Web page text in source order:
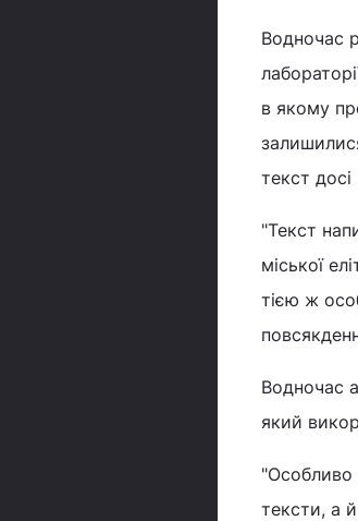
Водночас
в якому
текст
"Текст
міської
тією ж
Водночас
який
"Особливо
тексти, а